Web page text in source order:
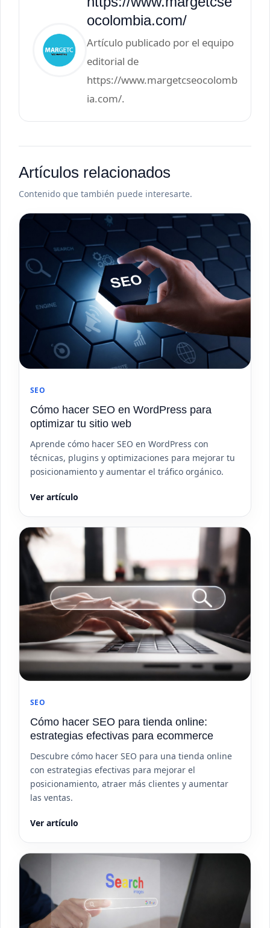
ocolombia.com/
Artículo publicado por el equipo
editorial de
https://www.margetcseocolomb
ia.com/.
Artículos relacionados
Contenido que también puede interesarte.
SEO
Cómo hacer SEO en WordPress para
optimizar tu sitio web
Aprende cómo hacer SEO en WordPress con
técnicas, plugins y optimizaciones para mejorar tu
posicionamiento y aumentar el tráfico orgánico.
Ver artículo
SEO
Cómo hacer SEO para tienda online:
estrategias efectivas para ecommerce
Descubre cómo hacer SEO para una tienda online
con estrategias efectivas para mejorar el
posicionamiento, atraer más clientes y aumentar
las ventas.
Ver artículo